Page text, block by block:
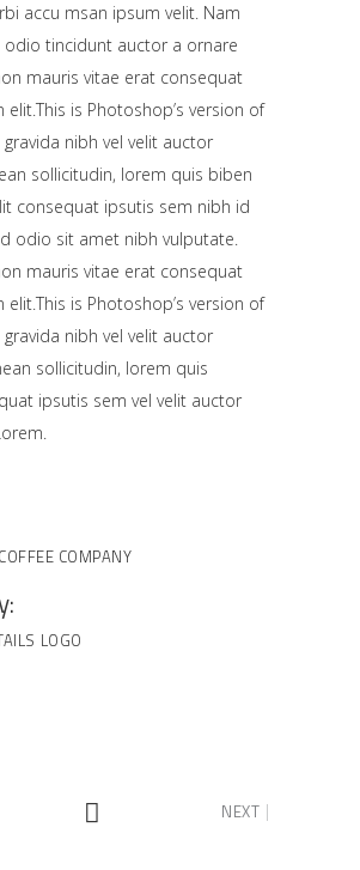
accu msan ipsum velit. Nam
odio tincidunt auctor a ornare
mauris vitae erat consequat
elit.This is Photoshop’s version of
nibh vel velit auctor
sollicitudin, lorem quis biben
consequat ipsutis sem nibh id
odio sit amet nibh vulputate.
mauris vitae erat consequat
elit.This is Photoshop’s version of
nibh vel velit auctor
sollicitudin, lorem quis
ipsutis sem vel velit auctor
COMPANY
LOGO
NEXT